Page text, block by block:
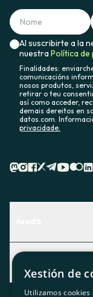
Al suscribirte a la
nuestraPolítica de
Finalidades:
comunicacións
nosos produtos,
retirar o teu
así como acceder,
demais dereitos en
datos.com.
privacidade.
Descubre qué
Contacto
Actualidad
Xestión de
Utilizamos